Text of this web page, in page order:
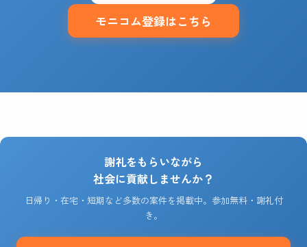
モニコム登録はこちら
謝礼をもらいながら
社会に貢献しませんか？
日帰り・在宅・短期など多数の案件を掲載中。参加無料・謝礼付
き。